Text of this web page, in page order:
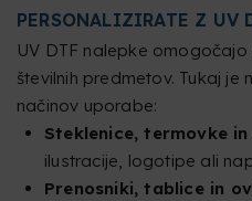
PERSONALIZIRATE Z UV
UV DTF nalepke
številnih predmetov. Tukaj je
načinov uporabe:
Steklenice, termovke
ilustracije, logotipe ali
Prenosniki, tablice in